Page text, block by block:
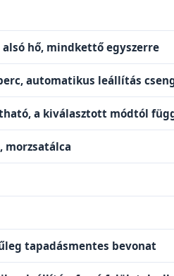
alsó hő, mindkettő egyszerre
automatikus leállítás
a kiválasztott módtól
morzsatálca
tapadásmentes bevonat